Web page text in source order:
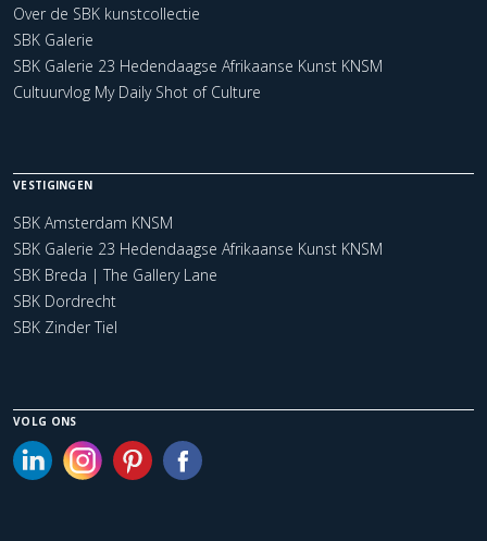
Over de SBK kunstcollectie
SBK Galerie
SBK Galerie 23 Hedendaagse Afrikaanse Kunst KNSM
Cultuurvlog My Daily Shot of Culture
VESTIGINGEN
SBK Amsterdam KNSM
SBK Galerie 23 Hedendaagse Afrikaanse Kunst KNSM
SBK Breda | The Gallery Lane
SBK Dordrecht
SBK Zinder Tiel
VOLG ONS